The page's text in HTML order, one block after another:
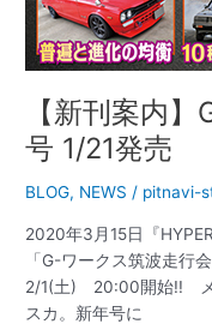
【新刊案内
号 1/21発売
BLOG, NEWS / pitnavi-
2020年3月15日『
「G-ワークス筑波走
2/1(土) 20:00開始!! メ
スカ。新年号に